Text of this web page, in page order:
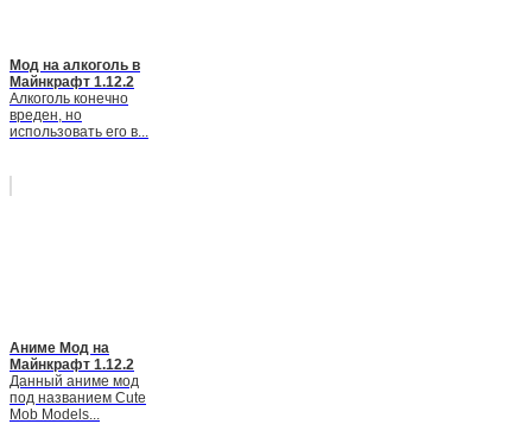
Мод на алкоголь в
Майнкрафт 1.12.2
Алкоголь конечно
вреден, но
использовать его в...
Аниме Мод на
Майнкрафт 1.12.2
Данный аниме мод
под названием Cute
Mob Models...